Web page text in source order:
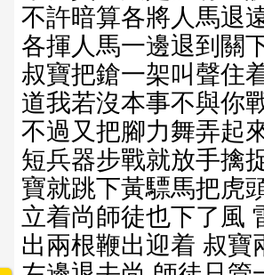
不許暗算各將人馬退
各揮人馬一邊退到關
叔寶把鎗一架叫聲住
道我若沒本事不與你
不過又把腳力舞弄起
短兵器步戰就放手擒
寶就跳下黃驃馬把虎
立着尚師徒也下了風
出兩根鞭出迎着 叔寶